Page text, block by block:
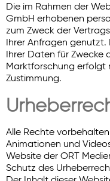
Die im Rahmen der
GmbH erhobenen
zum Zweck der
Ihrer Anfragen genutzt.
Ihrer Daten für Zwecke
Marktforschung erfolgt
Zustimmung.
Alle Rechte
Animationen und
Website der ORT
Schutz des